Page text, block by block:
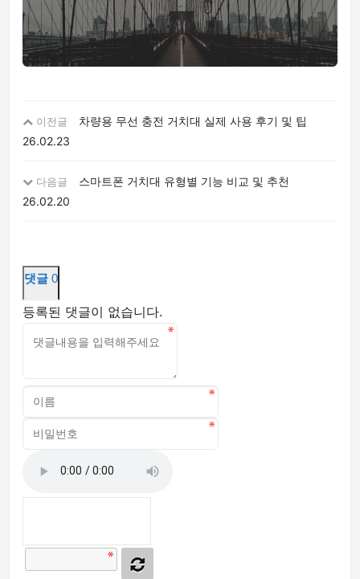
이전글
차량용 무선 충전 거치대 실제 사용 후기 및 팁
26.02.23
다음글
스마트폰 거치대 유형별 기능 비교 및 추천
26.02.20
댓글 0
등록된 댓글이 없습니다.